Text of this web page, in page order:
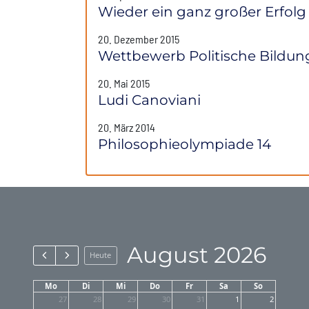
Wieder ein ganz großer Erfolg
20. Dezember 2015
Wettbewerb Politische
20. Mai 2015
Ludi Canoviani
20. März 2014
Philosophieolympiade 14
Heute August 2026
Mo Di Mi Do Fr Sa
So
27
28 29 30 31 1 2